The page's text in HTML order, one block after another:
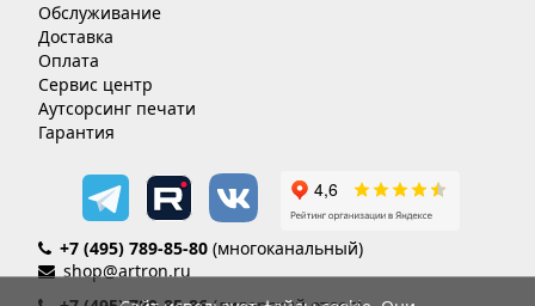
Обслуживание
Доставка
Оплата
Сервис центр
Аутсорсинг печати
Гарантия
+7 (495) 789-85-80 (многоканальный)
shop@artron.ru